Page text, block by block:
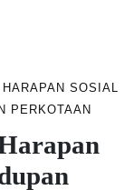
SOSIAL
PERKOTAAN